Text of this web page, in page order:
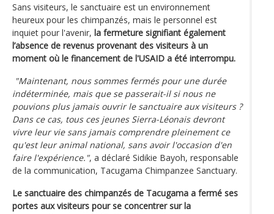
Sans visiteurs, le sanctuaire est un environnement
heureux pour les chimpanzés, mais le personnel est
inquiet pour l'avenir, la fermeture signifiant également
l’absence de revenus provenant des visiteurs à un
moment où le financement de l'USAID a été interrompu.
"Maintenant, nous sommes fermés pour une durée
indéterminée, mais que se passerait-il si nous ne
pouvions plus jamais ouvrir le sanctuaire aux visiteurs ?
Dans ce cas, tous ces jeunes Sierra-Léonais devront
vivre leur vie sans jamais comprendre pleinement ce
qu'est leur animal national, sans avoir l'occasion d'en
faire l'expérience.", a déclaré Sidikie Bayoh, responsable
de la communication, Tacugama Chimpanzee Sanctuary.
Le sanctuaire des chimpanzés de Tacugama a fermé ses
portes aux visiteurs pour se concentrer sur la